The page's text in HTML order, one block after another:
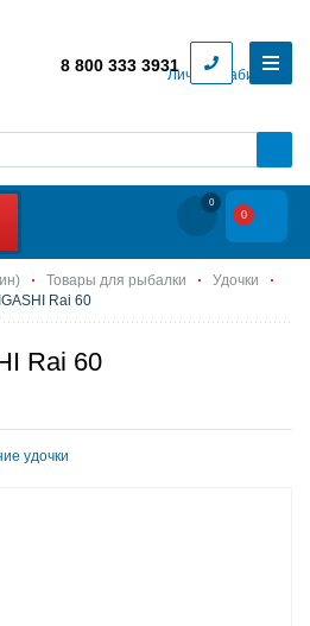
Личный кабинет
8 800 333 3931
0
0
Товары для рыбалки
Удочки
Rai 60
Rai 60
удочки